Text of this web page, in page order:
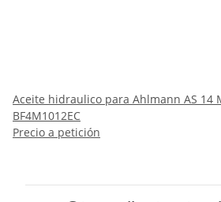
Aceite hidraulico para Ahlmann AS 14
BF4M1012EC
Precio a petición